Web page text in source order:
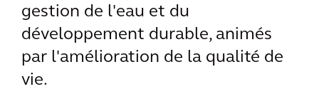
gestion de l'eau et du
développement durable, animés
par l'amélioration de la qualité de
vie.